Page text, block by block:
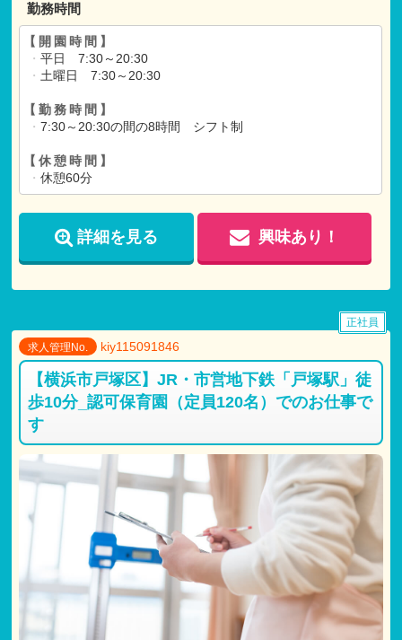
【各種手当】
通勤手当全額支給
【試用期間】
仕事内容・月給共に、正規雇用と同条件
勤務時間
【開園時間】
・ 平日 7:30～20:30
・ 土曜日 7:30～20:30
【勤務時間】
・ 7:30～20:30の間の8時間 シフト制
【休憩時間】
・ 休憩60分
詳細を見る 興味あり！
求人管理No. kiy115091846
【横浜市戸塚区】JR・市営地下鉄「戸塚駅」徒
歩10分_認可保育園（定員120名）でのお仕事で
す
正社員